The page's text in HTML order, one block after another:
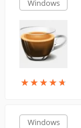
Windows
★★★★★
★★★★★
Windows